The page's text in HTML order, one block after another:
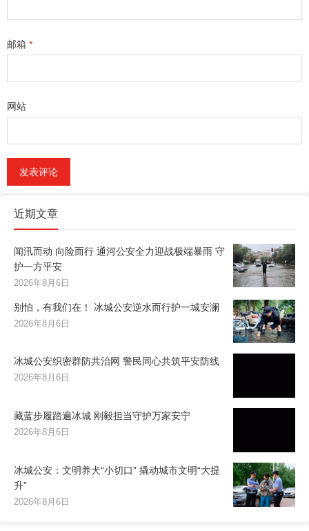
邮箱 *
网站
近期文章
闻汛而动 向险而行 通河公安全力迎战极端暴雨 守
护一方平安
2026年8月6日
别怕，有我们在！ 冰城公安逆水而行护一城安澜
2026年8月6日
冰城公安织密群防共治网 警民同心共筑平安防线
2026年8月6日
藏蓝步履踏遍冰城 刚毅担当守护万家安宁
2026年8月6日
冰城公安：文明养犬“小切口” 撬动城市文明“大提
升”
2026年8月6日